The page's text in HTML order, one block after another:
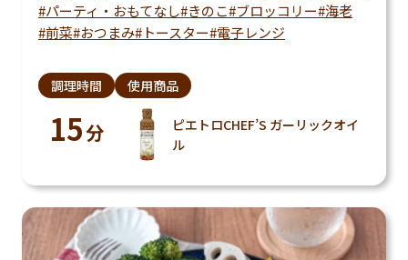
パーティ・おもてなし きのこ ブロッコリー 海老
前菜 おつまみ トースター 電子レンジ
調理時間
15分
使用商品
ピエトロCHEF’S ガーリックオイ
ル